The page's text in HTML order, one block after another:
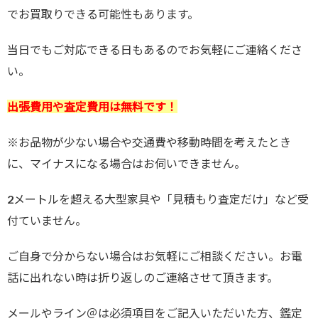
でお買取りできる可能性もあります。
当日でもご対応できる日もあるのでお気軽にご連絡くださ
い。
出張費用や査定費用は無料です！
※お品物が少ない場合や交通費や移動時間を考えたとき
に、マイナスになる場合はお伺いできません。
2メートルを超える大型家具や「見積もり査定だけ」など受
付ていません。
ご自身で分からない場合はお気軽にご相談ください。お電
話に出れない時は折り返しのご連絡させて頂きます。
メールやライン＠は必須項目をご記入いただいた方、鑑定